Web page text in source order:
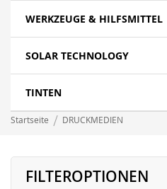
Textilien - Canvas
Folien- polymer
LFP wasserbasierend - Papier
LFP wasserbasierend - Canvas
LFP wasserbasierend - Folie
WERKZEUGE & HILFSMITTEL
SOLAR TECHNOLOGY
TINTEN
Startseite DRUCKMEDIEN
FILTEROPTIONEN